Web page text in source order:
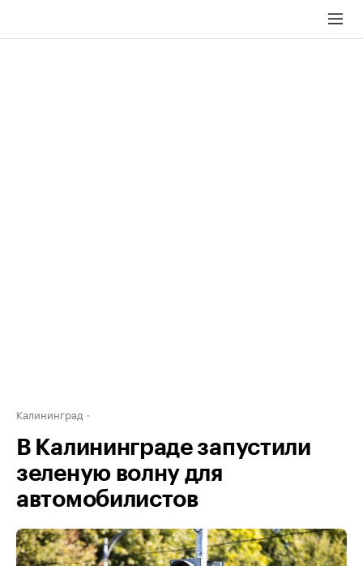
Калининград
В Калининграде запустили
зеленую волну для
автомобилистов